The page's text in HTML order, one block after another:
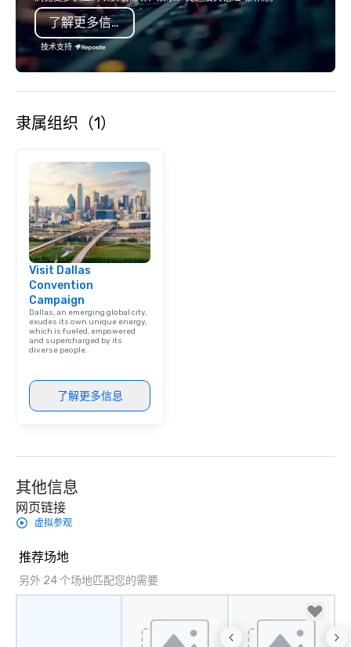
了解更多信息
技术支持
隶属组织（1）
Visit Dallas
Convention
Campaign
Dallas, an emerging global city,
exudes its own unique energy,
which is fueled, empowered
and supercharged by its
diverse people.
了解更多信息
其他信息
网页链接
虚拟参观
推荐场地
另外 24 个场地匹配您的需要